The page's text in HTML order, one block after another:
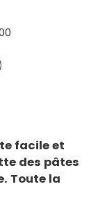
facile et
des pâtes
Toute la